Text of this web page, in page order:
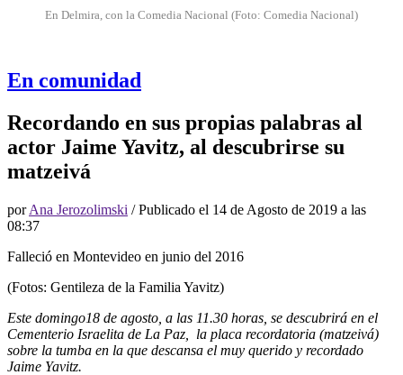
En Delmira, con la Comedia Nacional (Foto: Comedia Nacional)
En comunidad
Recordando en sus propias palabras al
actor Jaime Yavitz, al descubrirse su
matzeivá
porAna Jerozolimski / Publicado el 14 de Agosto de 2019 a las
08:37
Falleció en Montevideo en junio del 2016
(Fotos: Gentileza de la Familia Yavitz)
Este domingo18 de agosto, a las 11.30 horas, se descubrirá en el
Cementerio Israelita de La Paz, la placa recordatoria (matzeivá)
sobre la tumba en la que descansa el muy querido y recordado
Jaime Yavitz.